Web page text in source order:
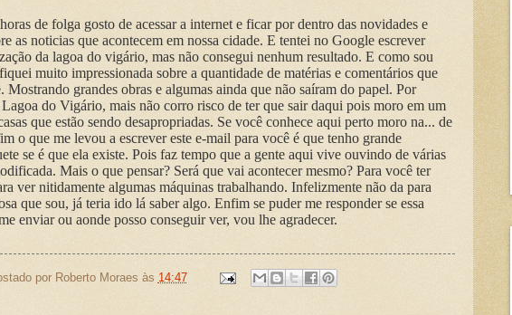
de folga gosto de acessar a internet e ficar por dentro das novidades e
as noticias que acontecem em nossa cidade. E tentei no Google escrever
da lagoa do vigário, mas não consegui nenhum resultado. E como sou
muito impressionada sobre a quantidade de matérias e comentários que
Mostrando grandes obras e algumas ainda que não saíram do papel. Por
do Vigário, mais não corro risco de ter que sair daqui pois moro em um
que estão sendo desapropriadas. Se você conhece aqui perto moro na... de
o que me levou a escrever este e-mail para você é que tenho grande
se é que ela existe. Pois faz tempo que a gente aqui vive ouvindo de várias
Mais o que pensar? Será que vai acontecer mesmo? Para você ter
ver nitidamente algumas máquinas trabalhando. Infelizmente não da para
que sou, já teria ido lá saber algo. Enfim se puder me responder se essa
enviar ou aonde posso conseguir ver, vou lhe agradecer.
por Roberto Moraes às 14:47